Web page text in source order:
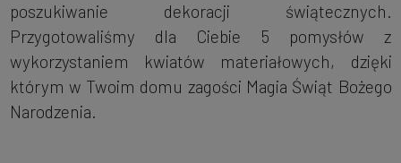
poszukiwanie dekoracji świątecznych.
Przygotowaliśmy dla Ciebie 5 pomysłów z
wykorzystaniem kwiatów materiałowych, dzięki
którym w Twoim domu zagości Magia Świąt Bożego
Narodzenia.